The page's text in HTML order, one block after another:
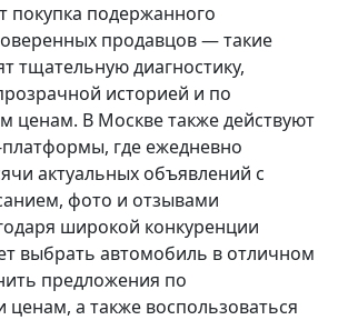
покупка подержанного
продавцов — такие
тщательную диагностику,
историей и по
ценам. В Москве также действуют
где ежедневно
актуальных объявлений с
фото и отзывами
широкой конкуренции
выбрать автомобиль в отличном
предложения по
ценам, а также воспользоваться